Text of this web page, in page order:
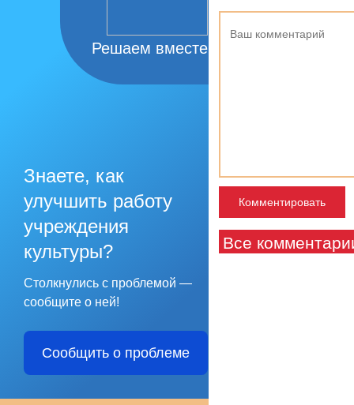
Решаем вместе
Знаете, как
улучшить работу
учреждения
культуры?
Столкнулись с проблемой —
сообщите о ней!
Сообщить о проблеме
Все